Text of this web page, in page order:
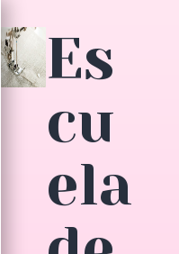
Es
cu
ela